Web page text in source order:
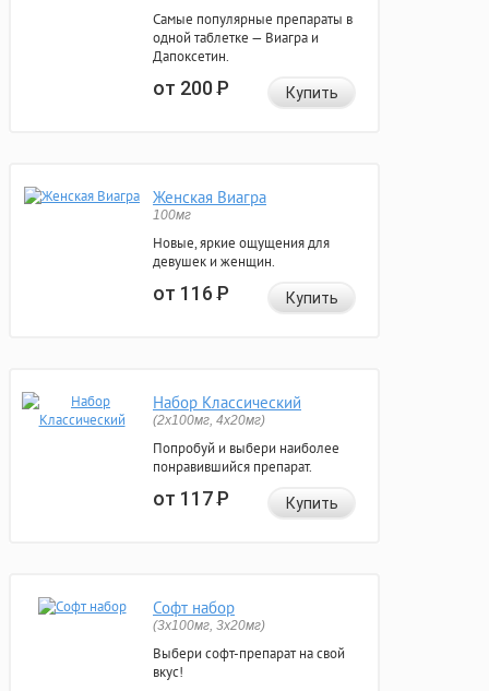
Самые популярные препараты в
одной таблетке — Виагра и
Дапоксетин.
от 200Р Купить
Женская Виагра
100мг
Новые, яркие ощущения для
девушек и женщин.
от 116Р Купить
Набор Классический
(2x100мг, 4x20мг)
Попробуй и выбери наиболее
понравившийся препарат.
от 117Р Купить
Софт набор
(3x100мг, 3x20мг)
Выбери софт-препарат на свой
вкус!